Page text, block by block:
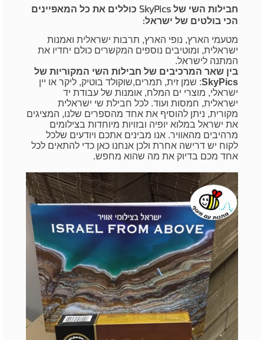
חבילות השי של SkyPics כוללים את כל המאפיינים
הכי בולטים של ישראל:
מטעמי הארץ, נופי הארץ, תרבות ישראלית ואמנות
ישראלית, ומוטיבים נוספים המקשרים כולם יחדיו את
המתנה לישראל.
בין שאר המרכיבים של חבילות השי המקוריות של
SkyPics: שמן זית, תמרים,שוקולד בוטיק, ליקר או יין
ישראלי, מוצרי ים המלח, אומנות של עבודת יד
ישראלית, חמסות ועוד. לכל חבילת שי ישראלית
מקורית, ניתן להוסיף את אחד מהספרים שלנו, המציגים
את ישראל במלוא יופיה ובזויות מיוחדות בצילומים
מרהיבים מהאוויר.אנו מבינים אתכם ויודעים שלכל
לקוח יש דרישה אחרת ולכן אנחנו כאן כדי להתאים לכל
אחד מכם בדיוק את מה שהוא מחפש.